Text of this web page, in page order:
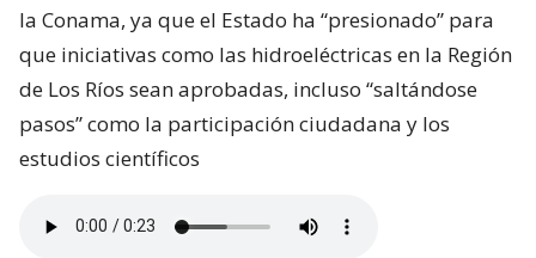
la Conama, ya que el Estado ha “presionado” para
que iniciativas como las hidroeléctricas en la Región
de Los Ríos sean aprobadas, incluso “saltándose
pasos” como la participación ciudadana y los
estudios científicos